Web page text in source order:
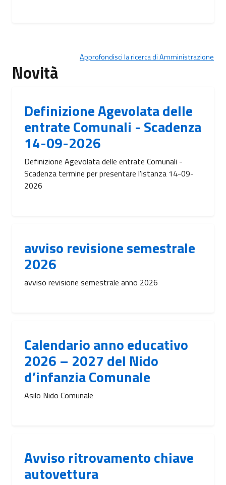
Approfondisci la ricerca di Amministrazione
Novità
Definizione Agevolata delle
entrate Comunali - Scadenza
14-09-2026
Definizione Agevolata delle entrate Comunali -
Scadenza termine per presentare l'istanza 14-09-
2026
avviso revisione semestrale
2026
avviso revisione semestrale anno 2026
Calendario anno educativo
2026 – 2027 del Nido
d’infanzia Comunale
Asilo Nido Comunale
Avviso ritrovamento chiave
autovettura